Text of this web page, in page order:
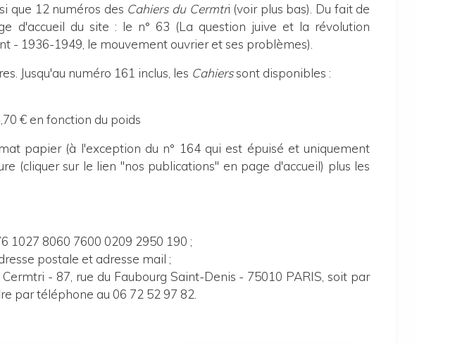
que 12 numéros des Cahiers du Cermtri (voir plus bas). Du fait de
d'accueil du site : le n° 63 (La question juive et la révolution
- 1936-1949, le mouvement ouvrier et ses problèmes).
Jusqu'au numéro 161 inclus, les Cahierssont disponibles :
€ en fonction du poids
papier (à l'exception du n° 164 qui est épuisé et uniquement
(cliquer sur le lien "nos publications" en page d'accueil) plus les
1027 8060 7600 0209 2950 190 ;
postale et adresse mail ;
- 87, rue du Faubourg Saint-Denis - 75010 PARIS, soit par
par téléphone au 06 72 52 97 82.